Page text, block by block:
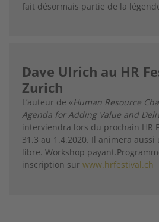
fait désormais partie de la
Dave Ulrich au HR
Zurich
L’auteur de «Human Resource
Agenda for Adding Value and
interviendra lors du prochain HR
31.3 au 1.4.2020. Il animera
libre. Workshop payant.
inscription sur www.hrfestival.ch